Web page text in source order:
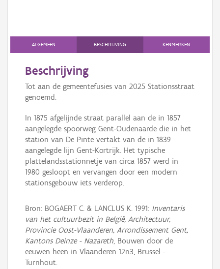
Persoon of collectief
Downloads
Hergebruik
Aanmelden
ALGEMEEN BESCHRIJVING KENMERKEN
Beschrijving
Tot aan de gemeentefusies van 2025 Stationsstraat
genoemd.
In 1875 afgelijnde straat parallel aan de in 1857
aangelegde spoorweg Gent-Oudenaarde die in het
station van De Pinte vertakt van de in 1839
aangelegde lijn Gent-Kortrijk. Het typische
plattelandsstationnetje van circa 1857 werd in
1980 gesloopt en vervangen door een modern
stationsgebouw iets verderop.
Bron: BOGAERT C. & LANCLUS K. 1991: Inventaris
van het cultuurbezit in België, Architectuur,
Provincie Oost-Vlaanderen, Arrondissement Gent,
Kantons Deinze - Nazareth, Bouwen door de
eeuwen heen in Vlaanderen 12n3, Brussel -
Turnhout.